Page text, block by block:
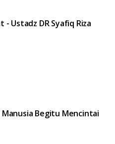
Ustadz DR Syafiq Riza
Begitu Mencintai